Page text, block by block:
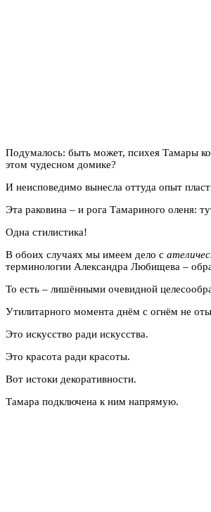
Подумалось: быть может, психея Тамары
этом чудесном домике?
И неисповедимо вынесла оттуда опыт
Эта раковина – и рога Тамариного оленя:
Одна стилистика!
В обоих случаях мы имеем дело с
терминологии Александра Любищева –
То есть – лишёнными очевидной
Утилитарного момента днём с огнём не
Это искусство ради искусства.
Это красота ради красоты.
Вот истоки декоративности.
Тамара подключена к ним напрямую.